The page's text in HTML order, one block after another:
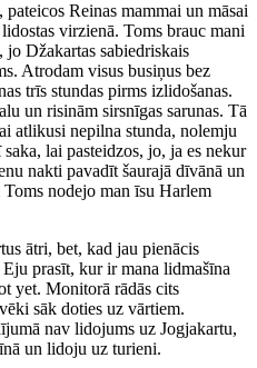
Reinas mammai un māsai
virzienā. Toms brauc mani
Džakartas sabiedriskais
Atrodam visus busiņus bez
trīs stundas pirms izlidošanas.
un risinām sirsnīgas sarunas. Tā
atlikusi nepilna stunda, nolemju
lai pasteidzos, jo, ja es nekur
nakti pavadīt šaurajā dīvānā un
nodejo man īsu Harlem
ātri, bet, kad jau pienācis
prasīt, kur ir mana lidmašīna
yet. Monitorā rādās cits
sāk doties uz vārtiem.
nav lidojums uz Jogjakartu,
un lidoju uz turieni.